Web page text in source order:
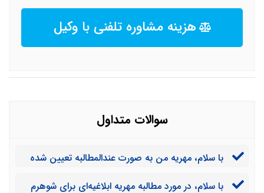
هزینه مشاوره تلفنی با وکیل
سوالات متداول
با سلام، مهریه من به صورت عندالمطالبه تعیین شده
نمی‌رود. برای این که مهریه را وصول کنم، از چه طریقی
با سلام، در مورد مطالبه مهریه ابلاغیه‌ای برای شوهرم